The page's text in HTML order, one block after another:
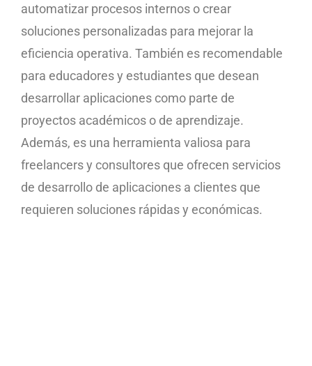
automatizar procesos internos o crear
soluciones personalizadas para mejorar la
eficiencia operativa. También es recomendable
para educadores y estudiantes que desean
desarrollar aplicaciones como parte de
proyectos académicos o de aprendizaje.
Además, es una herramienta valiosa para
freelancers y consultores que ofrecen servicios
de desarrollo de aplicaciones a clientes que
requieren soluciones rápidas y económicas.